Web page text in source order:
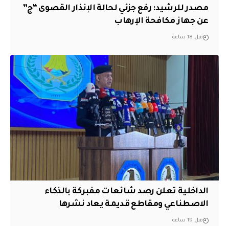
مصدر للرشيد: رفع جزئي لحالة الإنذار القصوى “ج”
عن جهاز مكافحة الإرهاب
قبل 18 ساعة
الداخلية تعلن رصد شائعات مفبركة بالذكاء
الاصطناعي ومقاطع قديمة يعاد نشرها
قبل 19 ساعة